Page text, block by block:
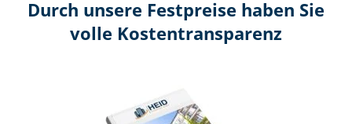
Durch unsere Festpreise haben Sie
volle Kosten­transparenz